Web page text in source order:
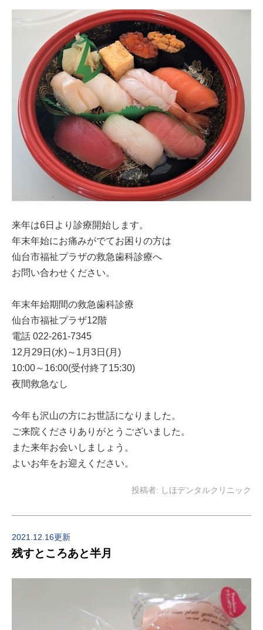
来年は6日より診療開始します。
年末年始にお痛みがでてお困りの方は
仙台市福祉プラザの救急歯科診療へ
お問い合わせください。
年末年始期間の救急歯科診療
仙台市福祉プラザ12階
電話 022-261-7345
12月29日(水)～1月3日(月)
10:00～16:00(受付終了15:30)
夜間救急なし
今年も沢山の方にお世話になりました。
ご来院くださりありがとうございました。
また来年お会いしましょう。
よいお年をお迎えください。
投稿者: しほデンタルクリニック
2021.12.16更新
残すところあと半月